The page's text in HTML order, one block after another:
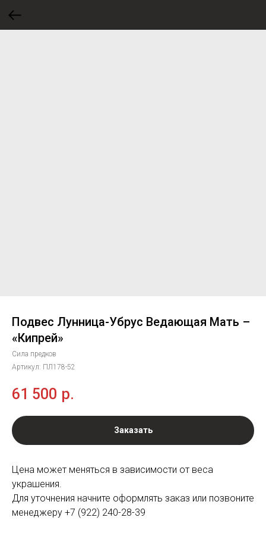
Подвес Лунница-Убрус Ведающая Мать –
«Кипрей»
Сила предков
Артикул: ПЛ178-52
61 500 р.
Заказать
Цена может меняться в зависимости от веса
украшения.
Для уточнения начните оформлять заказ или позвоните
менеджеру +7 (922) 240-28-39